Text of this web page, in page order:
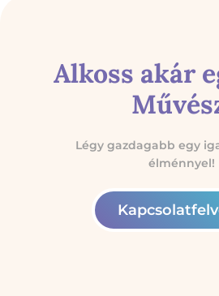
Alkoss akár
Légy gazdagabb egy
élménnyel!